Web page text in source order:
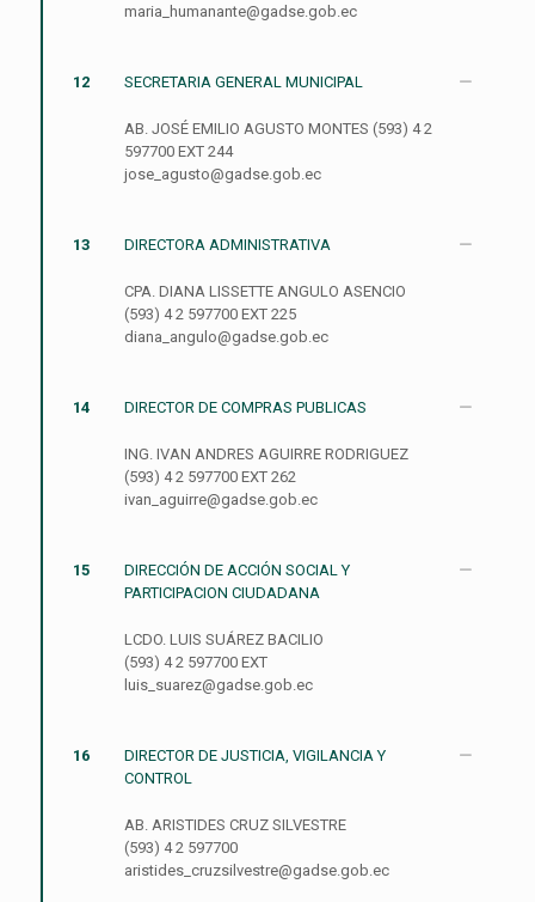
maria_humanante@gadse.gob.ec
12 SECRETARIA GENERAL MUNICIPAL
AB. JOSÉ EMILIO AGUSTO MONTES (593) 4 2
597700 EXT 244
jose_agusto@gadse.gob.ec
13 DIRECTORA ADMINISTRATIVA
CPA. DIANA LISSETTE ANGULO ASENCIO
(593) 4 2 597700 EXT 225
diana_angulo@gadse.gob.ec
14 DIRECTOR DE COMPRAS PUBLICAS
ING. IVAN ANDRES AGUIRRE RODRIGUEZ
(593) 4 2 597700 EXT 262
ivan_aguirre@gadse.gob.ec
15
DIRECCIÓN DE ACCIÓN SOCIAL Y
PARTICIPACION CIUDADANA
LCDO. LUIS SUÁREZ BACILIO
(593) 4 2 597700 EXT
luis_suarez@gadse.gob.ec
16
DIRECTOR DE JUSTICIA, VIGILANCIA Y
CONTROL
AB. ARISTIDES CRUZ SILVESTRE
(593) 4 2 597700
aristides_cruzsilvestre@gadse.gob.ec